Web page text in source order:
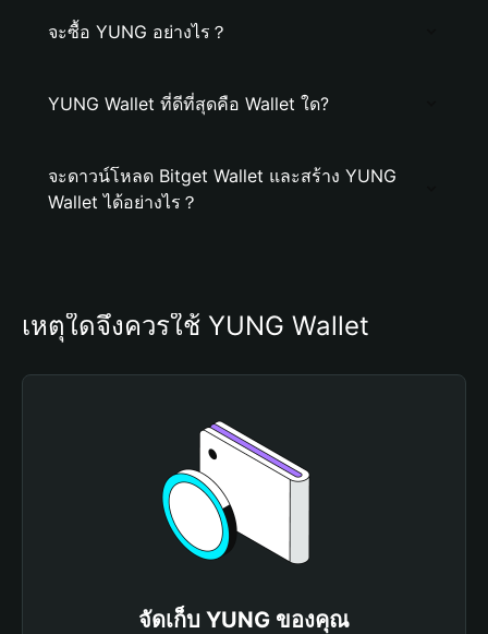
จะซื้อ YUNG อย่างไร？
YUNG Wallet ที่ดีที่สุดคือ Wallet ใด?
จะดาวน์โหลด Bitget Wallet และสร้าง YUNG
Wallet ได้อย่างไร？
เหตุใดจึงควรใช้ YUNG Wallet
จัดเก็บ YUNG ของคุณ